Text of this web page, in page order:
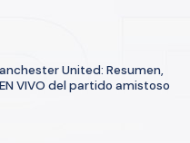
United: Resumen,
VIVO del partido amistoso